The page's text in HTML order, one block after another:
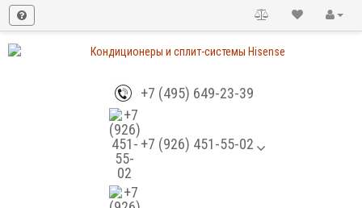
+7 (495) 649-23-39
+7 (926) 451-55-02